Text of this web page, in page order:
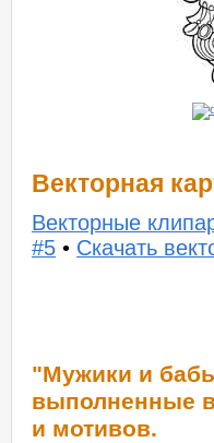
Векторная
Векторные
#5 • Скачать
"Мужики и
выполненные
и мотивов.